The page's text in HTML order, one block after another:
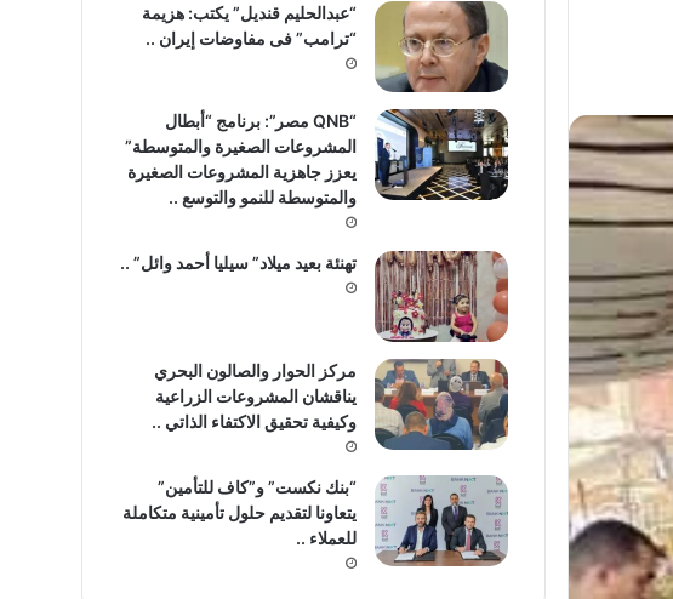
“عبدالحليم قنديل” يكتب: هزيمة
“ترامب” فى مفاوضات إيران ..
“QNB مصر”: برنامج “أبطال
المشروعات الصغيرة والمتوسطة”
يعزز جاهزية المشروعات الصغيرة
والمتوسطة للنمو والتوسع ..
تهنئة بعيد ميلاد” سيليا أحمد وائل” ..
مركز الحوار والصالون البحري
يناقشان المشروعات الزراعية
وكيفية تحقيق الاكتفاء الذاتي ..
“بنك نكست” و”كاف للتأمين”
يتعاونا لتقديم حلول تأمينية متكاملة
للعملاء ..